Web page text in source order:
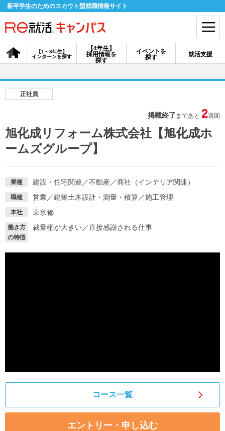
新卒学生のためのスカウト型就職情報サイト
【4年生】
採用情報を
探す
【1～3年生】
インターンを探す
イベントを
探す
就活支援
会員登録 ログイン
【4年生】
採用情報を探す
イベントを探す スカウト お知らせ
就活ノウハウ・サポート
正社員
掲載終了 まであと 2週間
旭化成リフォーム株式会社【旭化成ホ
ームズグループ】
業種 建設・住宅関連 ／不動産／商社（インテリア関連）
職種 営業／建築土木設計・測量・積算／施工管理
本社 東京都
働き方
の特徴
裁量権が大きい／直接感謝される仕事
コース一覧
エントリー・申し込む